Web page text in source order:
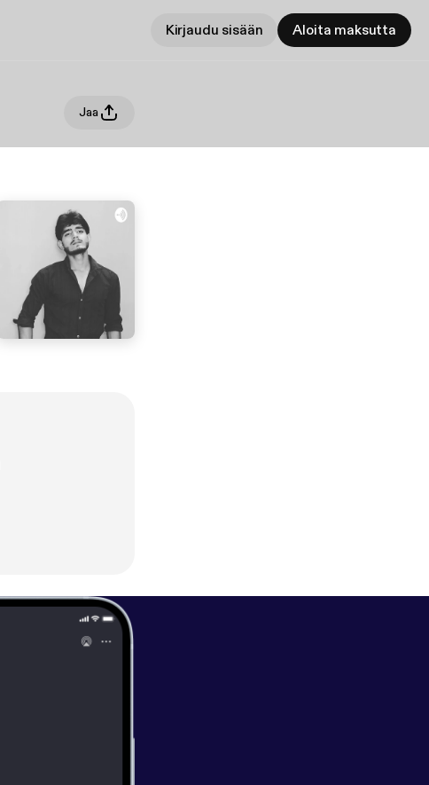
Kirjaudu sisään Aloita maksutta
Jaa